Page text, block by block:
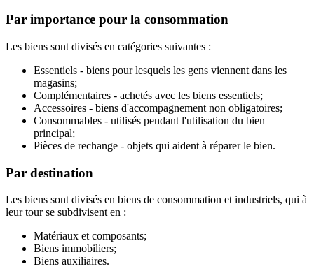
Par importance pour la consommation
Les biens sont divisés en catégories suivantes :
Essentiels - biens pour lesquels les gens viennent dans les
magasins;
Complémentaires - achetés avec les biens essentiels;
Accessoires - biens d'accompagnement non obligatoires;
Consommables - utilisés pendant l'utilisation du bien
principal;
Pièces de rechange - objets qui aident à réparer le bien.
Par destination
Les biens sont divisés en biens de consommation et industriels, qui à
leur tour se subdivisent en :
Matériaux et composants;
Biens immobiliers;
Biens auxiliaires.